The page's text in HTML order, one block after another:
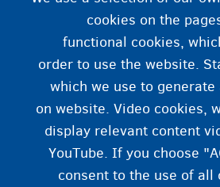
به مدرسه بروند.
مذهب
cookies on the
functional cookies,
order to use the website.
which we use to
on website. Video cookies,
display relevant content
YouTube. If you choose
consent to the use of all